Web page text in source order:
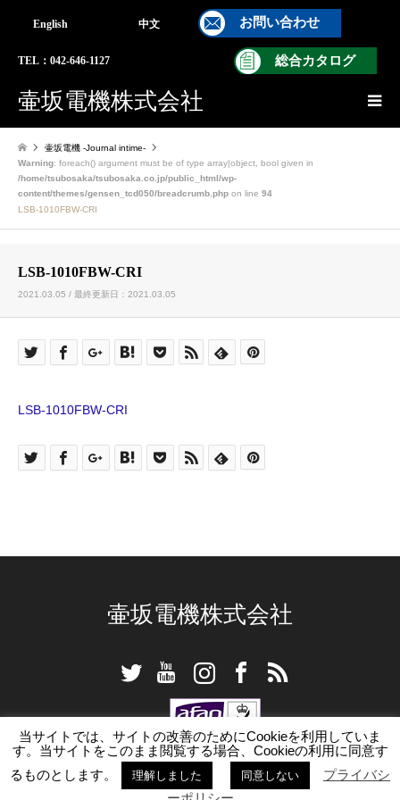
English 中文 お問い合わせ
総合カタログ
TEL：042-646-1127
壷坂電機株式会社
壷坂電機 -Journal intime-
Warning: foreach() argument must be of type array|object, bool given in
/home/tsubosaka/tsubosaka.co.jp/public_html/wp-
content/themes/gensen_tcd050/breadcrumb.php on line 94
LSB-1010FBW-CRI
LSB-1010FBW-CRI
2021.03.05 / 最終更新日：2021.03.05
LSB-1010FBW-CRI
壷坂電機株式会社
TwitterYouTubeInstagramFacebookRSS
TSUBOSAKA ELECTRIC Co., Ltd . All Rights Reserved.
当サイトでは、サイトの改善のためにCookieを利用していま
す。当サイトをこのまま閲覧する場合、Cookieの利用に同意す
るものとします。
理解しました 同意しない
プライバシ